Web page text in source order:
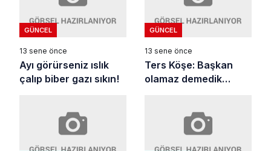
GÜNCEL
13 sene önce
Ayı görürseniz ıslık
çalıp biber gazı sıkın!
GÜNCEL
13 sene önce
Ters Köşe: Başkan
olamaz demedik…